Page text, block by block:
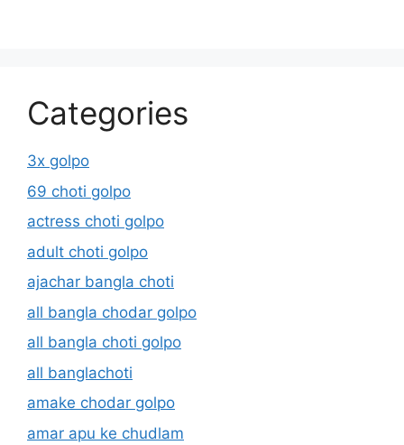
Categories
3x golpo
69 choti golpo
actress choti golpo
adult choti golpo
ajachar bangla choti
all bangla chodar golpo
all bangla choti golpo
all banglachoti
amake chodar golpo
amar apu ke chudlam